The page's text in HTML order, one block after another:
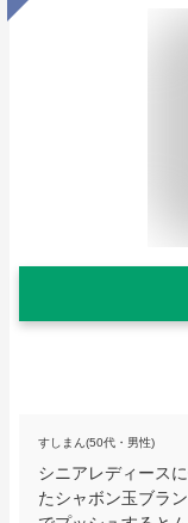
すしまん(50代・男性)
シニアレディース
たシャボン玉ブラ